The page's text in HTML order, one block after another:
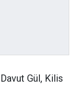
Gül, Kilis